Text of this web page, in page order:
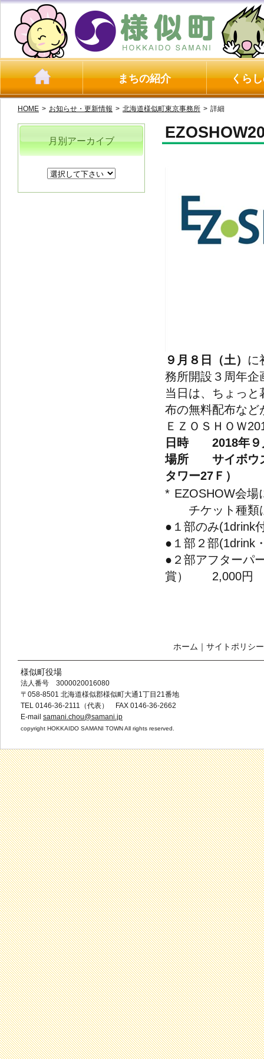
まちの紹介 くら
HOME > お知らせ・更新情報 > 北海道様似町東京事務所 > 詳細
９月８日（土） に
務所開設３周年企
当日は、ちょっ
布の無料配布など
ＥＺＯＳＨＯＷ
日時
2018年
場所
サイボウ
タワー27Ｆ）
* EZOSHOW会場
チケット種類
●１部のみ
●１部２部
●２部アフターパ
賞） 2,000円
月別アーカイブ
ホーム ｜ サイトポリシー
様似町役場
法人番号 3000020016080
〒058-8501 北海道様似郡様似町大通1丁目21番地
TEL 0146-36-2111（代表） FAX 0146-36-2662
E-mail samani.chou@samani.jp
copyright HOKKAIDO SAMANI TOWN All rights reserved.